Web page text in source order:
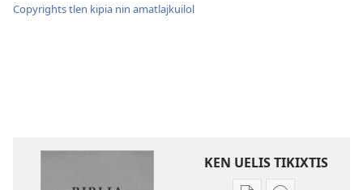
Copyrights tlen kipia nin amatlajkuilol
KEN UELIS TIKIXTIS